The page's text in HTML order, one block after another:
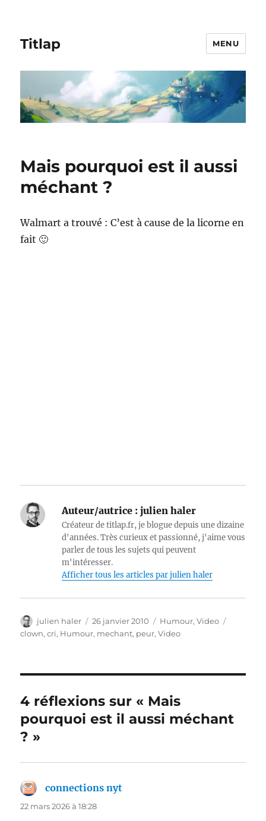
Titlap MENU
Mais pourquoi est il aussi
méchant ?
Walmart a trouvé : C’est à cause de la licorne en
fait 🙂
Auteur/autrice : julien haler
Créateur de titlap.fr, je blogue depuis une dizaine
d'années. Très curieux et passionné, j'aime vous
parler de tous les sujets qui peuvent
m'intéresser.
Afficher tous les articles par julien haler
Auteur
julien haler
Publié
le
26 janvier 2010 Catégories
Humour,Video
clown,cri, Humour, mechant, peur,Video
4 réflexions sur « Mais
pourquoi est il aussi méchant
? »
connections nyt
22 mars 2026 à 18:28